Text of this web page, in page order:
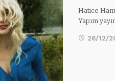
Hatice
Yapım
26/12/